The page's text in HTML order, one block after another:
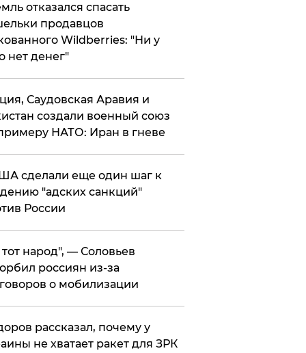
отказался спасать
продавцов
Wildberries: "Ни у
нет денег"
Саудовская Аравия и
создали военный союз
НАТО: Иран в гневе
сделали еще один шаг к
"адских санкций"
России
народ", — Соловьев
россиян из-за
о мобилизации
рассказал, почему у
не хватает ракет для ЗРК